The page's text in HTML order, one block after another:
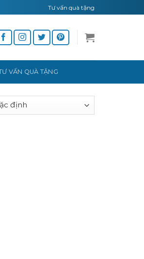
Tư vấn quà tặng
VẤN QUÀ TẶNG